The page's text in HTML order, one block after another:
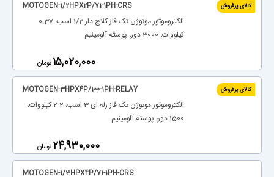
کالای پرفروش MOTOGEN-1/2HPX2P/71-1PH-CRS
الکتروموتور موتوژن تک فاز کلاچ دار 1/2 اسب، 0.37
کیلووات، 3000 دور، پوسته آلومینیم
‎15,020,000 تومان
کالای پرفروش MOTOGEN-3HPX4P/100-1PH-RELAY
الکتروموتور موتوژن تک فاز رله ای 3 اسب، 2.2 کیلووات،
1500 دور، پوسته آلومینیم
‎24,930,000 تومان
MOTOGEN-1/3HPX4P/71-1PH-CRS